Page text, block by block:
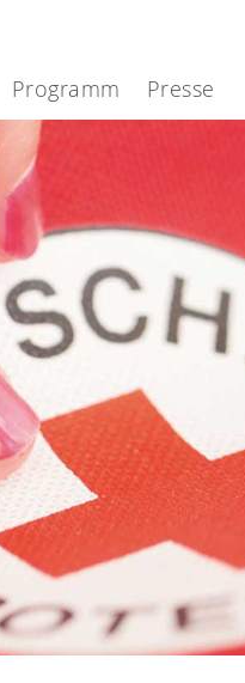
Programm Presse